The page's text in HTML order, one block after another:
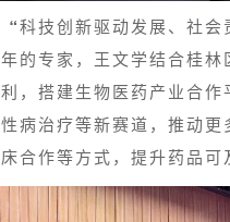
“科技创新驱动发展、
的专家，王文学结合桂
，搭建生物医药产业合
病治疗等新赛道，推
合作等方式，提升药品可